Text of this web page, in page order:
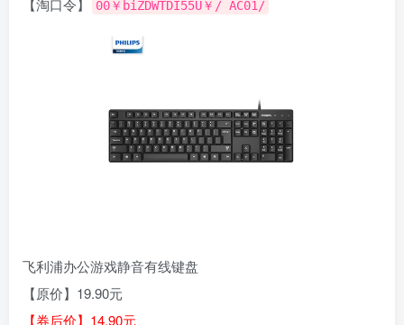
【淘口令】
00￥biZDWTDI55U￥/ AC01/
飞利浦办公游戏静音有线键盘
【原价】19.90元
【券后价】14.90元